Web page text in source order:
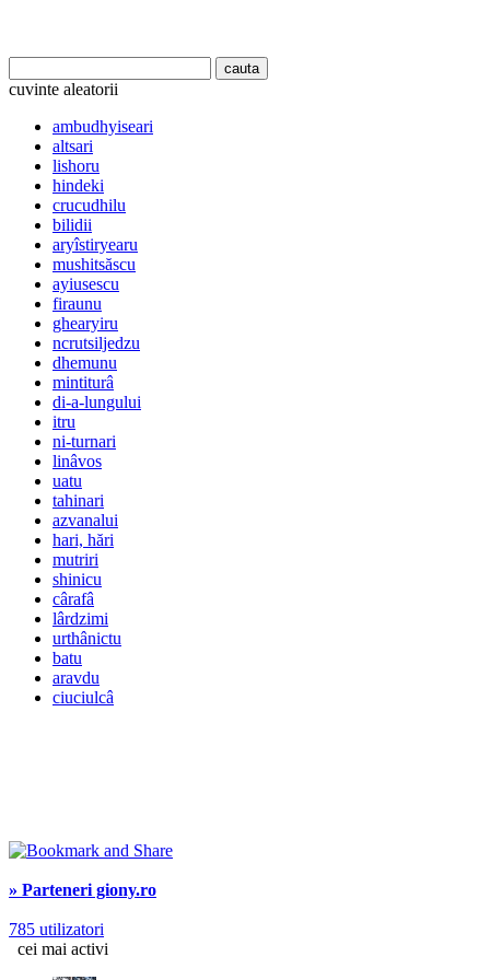
cuvinte aleatorii
ambudhyiseari
altsari
lishoru
hindeki
crucudhilu
bilidii
aryîstiryearu
mushitsăscu
ayiusescu
firaunu
ghearyiru
ncrutsiljedzu
dhemunu
mintiturâ
di-a-lungului
itru
ni-turnari
linâvos
uatu
tahinari
azvanalui
hari, hări
mutriri
shinicu
cârafâ
lârdzimi
urthânictu
batu
aravdu
ciuciulcâ
» Parteneri giony.ro
785 utilizatori
cei mai activi